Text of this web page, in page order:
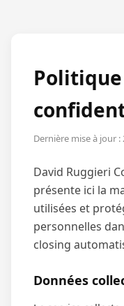
Dernière mise à jour :
David Ruggieri
présente ici la
utilisées et
personnelles
closing
Données